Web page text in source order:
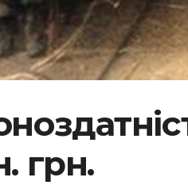
грн.